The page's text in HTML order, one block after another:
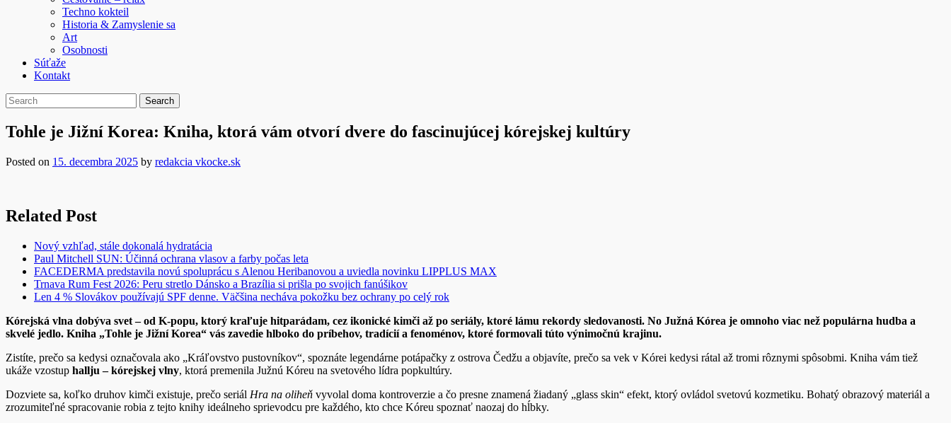
Techno kokteil
Historia & Zamyslenie sa
Art
Osobnosti
Súťaže
Kontakt
Tohle je Jižní Korea: Kniha, ktorá vám otvorí dvere do fascinujúcej kórejskej kultúry
Posted on 15. decembra 2025 by redakcia vkocke.sk
Related Post
Nový vzhľad, stále dokonalá hydratácia
Paul Mitchell SUN: Účinná ochrana vlasov a farby počas leta
FACEDERMA predstavila novú spoluprácu s Alenou Heribanovou a uviedla novinku LIPPLUS MAX
Trnava Rum Fest 2026: Peru stretlo Dánsko a Brazília si prišla po svojich fanúšikov
Len 4 % Slovákov používajú SPF denne. Väčšina necháva pokožku bez ochrany po celý rok
Kórejská vlna dobýva svet – od K-popu, ktorý kraľuje hitparádam, cez ikonické kimči až po seriály, ktoré lámu rekordy sledovanosti. No Južná Kórea je omnoho viac než populárna hudba a
skvelé jedlo. Kniha „Tohle je Jižní Korea“ vás zavedie hlboko do príbehov, tradícií a fenoménov, ktoré formovali túto výnimočnú krajinu.
Zistíte, prečo sa kedysi označovala ako „Kráľovstvo pustovníkov“, spoznáte legendárne potápačky z ostrova Čedžu a objavíte, prečo sa vek v Kórei kedysi rátal až tromi rôznymi spôsobmi. Kniha vám tiež
ukáže vzostup hallju – kórejskej vlny, ktorá premenila Južnú Kóreu na svetového lídra popkultúry.
Dozviete sa, koľko druhov kimči existuje, prečo seriál Hra na oliheň vyvolal doma kontroverzie a čo presne znamená žiadaný „glass skin“ efekt, ktorý ovládol svetovú kozmetiku. Bohatý obrazový materiál a
zrozumiteľné spracovanie robia z tejto knihy ideálneho sprievodcu pre každého, kto chce Kóreu spoznať naozaj do hĺbky.